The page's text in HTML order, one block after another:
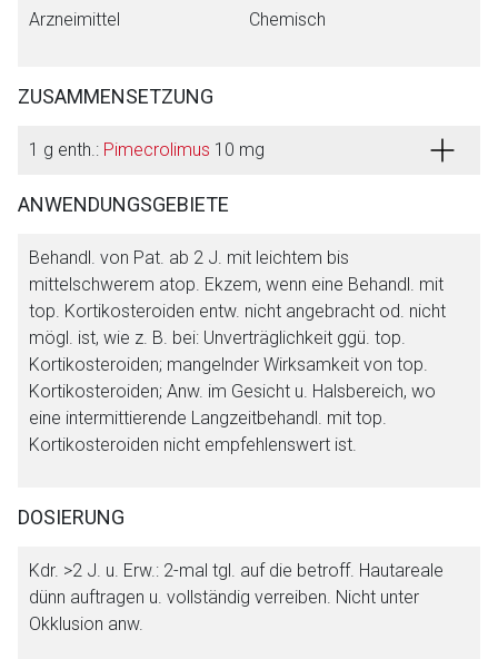
Arzneimittel Chemisch
ZUSAMMENSETZUNG
1 g enth.: Pimecrolimus 10 mg
ANWENDUNGSGEBIETE
Behandl. von Pat. ab 2 J. mit leichtem bis
mittelschwerem atop. Ekzem, wenn eine Behandl. mit
top. Kortikosteroiden entw. nicht angebracht od. nicht
mögl. ist, wie z. B. bei: Unverträglichkeit ggü. top.
Kortikosteroiden; mangelnder Wirksamkeit von top.
Kortikosteroiden; Anw. im Gesicht u. Halsbereich, wo
eine intermittierende Langzeitbehandl. mit top.
Kortikosteroiden nicht empfehlenswert ist.
DOSIERUNG
Kdr. >2 J. u. Erw.: 2-mal tgl. auf die betroff. Hautareale
dünn auftragen u. vollständig verreiben. Nicht unter
Okklusion anw.
Aufruf einer externen Seite
Der von Ihnen aufgerufene Link öffnet eine externe Web-
Seite. Für die Inhalte der externen Web-Seite ist deren
Betreiber verantwortlich. Ebenso gelten dort ggf. andere
Datenschutzbestimmungen.